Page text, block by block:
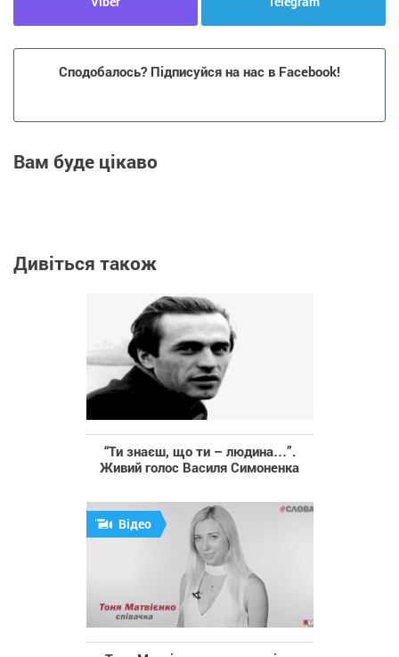
Сподобалось? Підписуйся на нас в Facebook!
Вам буде цікаво
Дивіться також
“Ти знаєш, що ти – людина…”.
Живий голос Василя Симоненка
Відео